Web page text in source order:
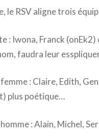
le RSV aligne trois
: Iwona, Franck
faudra leur
: Claire, Edith,
plus poétique…
: Alain, Michel,